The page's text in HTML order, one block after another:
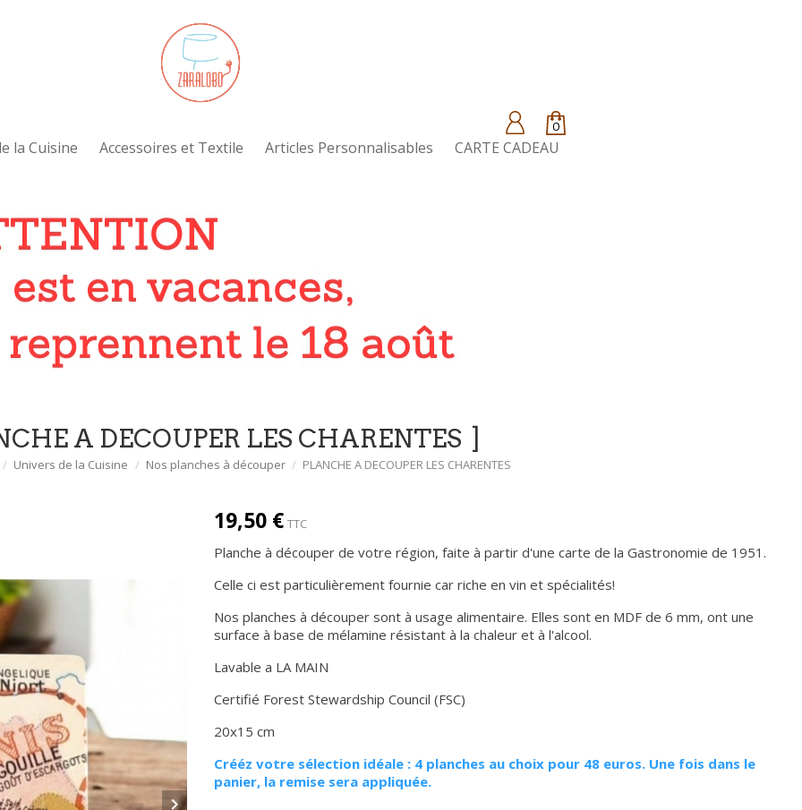
0
la Cuisine Accessoires et Textile Articles Personnalisables CARTE CADEAU
A DECOUPER LES CHARENTES
Univers de la Cuisine Nos planches à découper PLANCHE A DECOUPER LES CHARENTES

19,50 € TTC
Planche à découper de votre région, faite à partir d'une carte de la Gastronomie de 1951.
Celle ci est particulièrement fournie car riche en vin et spécialités!
Nos planches à découper sont à usage alimentaire. Elles sont en MDF de 6 mm, ont une
surface à base de mélamine résistant à la chaleur et à l'alcool.
Lavable a LA MAIN
Certifié Forest Stewardship Council (FSC)
20x15 cm
Crééz votre sélection idéale : 4 planches au choix pour 48 euros. Une fois dans le
panier, la remise sera appliquée.